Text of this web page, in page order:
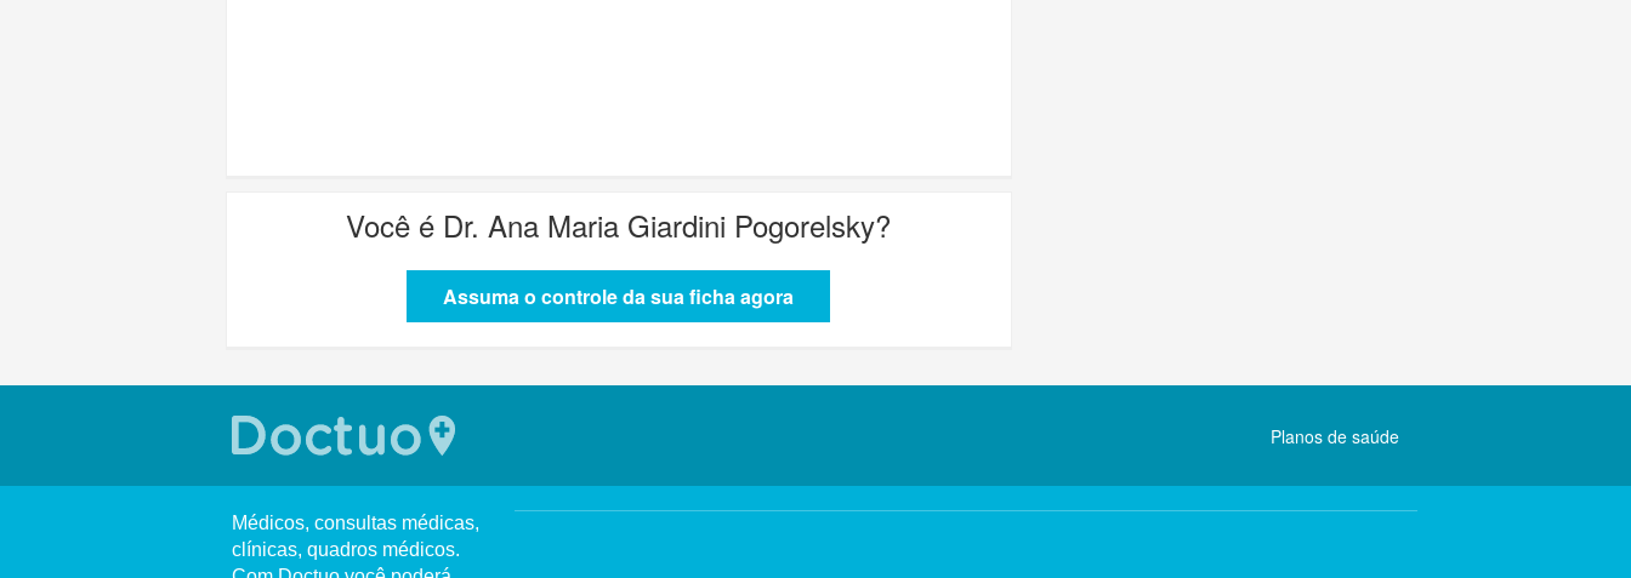
Você é Dr. Ana Maria Giardini Pogorelsky?
Assuma o controle da sua ficha agora
Planos de saúde
Médicos, consultas médicas,
clínicas, quadros médicos.